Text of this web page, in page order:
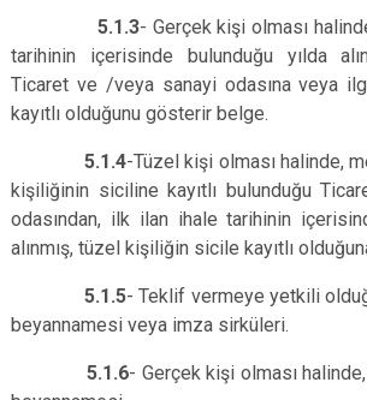
5.1.3- Gerçek kişi olması
tarihinin içerisinde bulunduğu yılda
Ticaret ve /veya sanayi odasına veya
kayıtlı olduğunu gösterir belge.
5.1.4-Tüzel kişi olması halinde,
kişiliğinin siciline kayıtlı bulunduğu
odasından, ilk ilan ihale tarihinin
alınmış, tüzel kişiliğin sicile kayıtlı
5.1.5- Teklif vermeye yetkili
beyannamesi veya imza sirküleri.
5.1.6- Gerçek kişi olması